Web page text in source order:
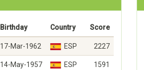
Birthday Country Score
17-Mar-1962 ESP 2227
14-May-1957 ESP 1591